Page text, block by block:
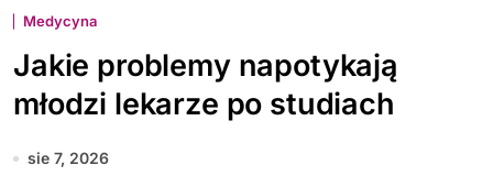
Medycyna
Jakie problemy napotykają
młodzi lekarze po studiach
sie 7, 2026